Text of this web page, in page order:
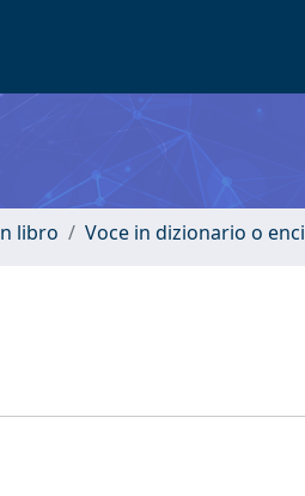
libro Voce in dizionario o